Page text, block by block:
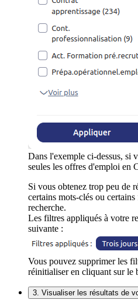
Dans l'exemple ci-dessus, si
seules les offres d'emploi en
Si vous obtenez trop peu de
certains mots-clés ou
recherche.
Les filtres appliqués à votre
suivante :
Vous pouvez supprimer les
réinitialiser en cliquant sur le
3. Visualiser les résultats de